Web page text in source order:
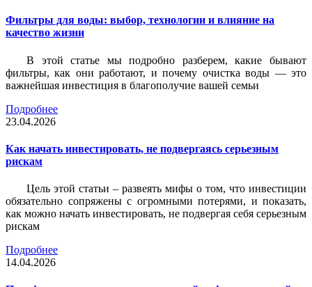
Фильтры для воды: выбор, технологии и влияние на
качество жизни
В этой статье мы подробно разберем, какие бывают
фильтры, как они работают, и почему очистка воды — это
важнейшая инвестиция в благополучие вашей семьи
Подробнее
23.04.2026
Как начать инвестировать, не подвергаясь серьезным
рискам
Цель этой статьи – развеять мифы о том, что инвестиции
обязательно сопряжены с огромными потерями, и показать,
как можно начать инвестировать, не подвергая себя серьезным
рискам
Подробнее
14.04.2026